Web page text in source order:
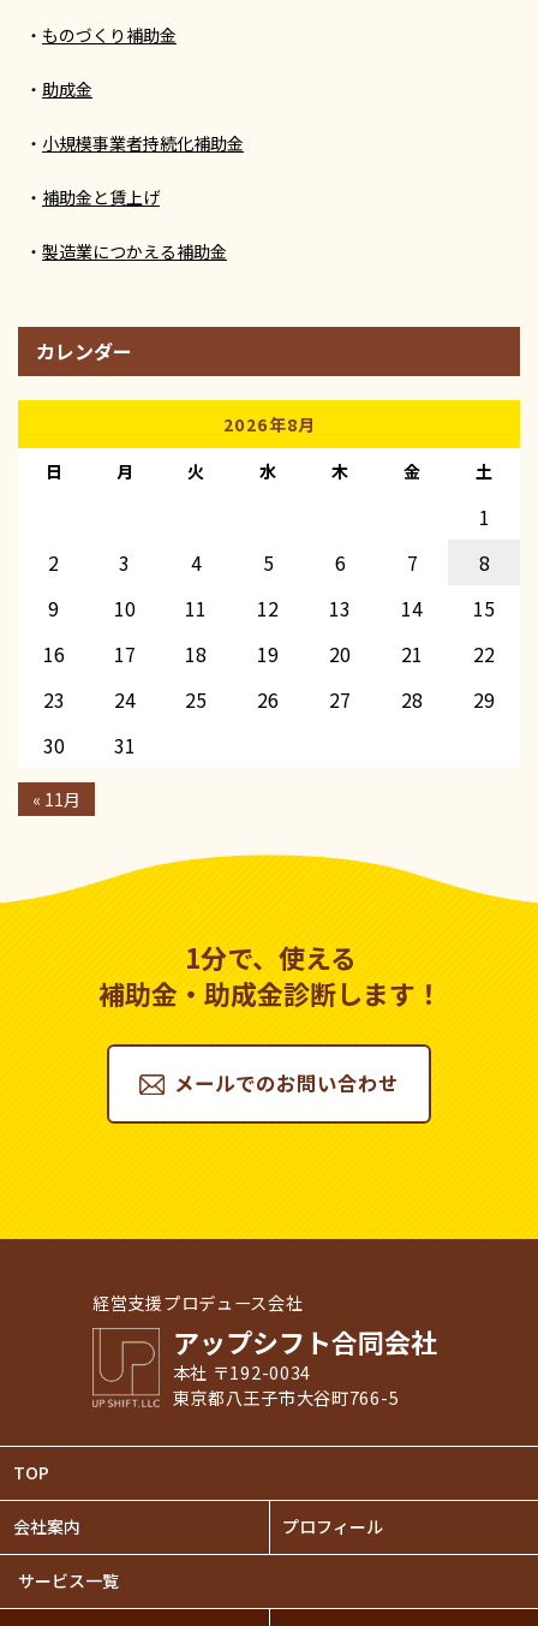
ものづくり補助金
助成金
小規模事業者持続化補助金
補助金と賃上げ
製造業につかえる補助金
カレンダー
2026年8月
日
月 火 水 木 金 土
1
2
3 4 5 6 7
8
9
10 11 12 13 14
15
16
17 18 19 20 21
22
23
24 25 26 27 28
29
30
31
« 11月
1分で、使える
補助金・助成金診断します！
メールでのお問い合わせ
経営支援プロデュース会社
アップシフト合同会社
本社 〒192-0034
東京都八王子市大谷町766-5
TOP
会社案内 プロフィール
サービス一覧